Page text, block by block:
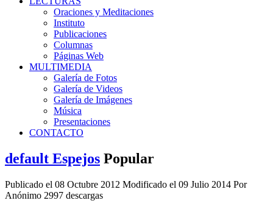
Oraciones y Meditaciones
Instituto
Publicaciones
Columnas
Páginas Web
MULTIMEDIA
Galería de Fotos
Galería de Videos
Galería de Imágenes
Música
Presentaciones
CONTACTO
default Espejos Popular
Publicado el 08 Octubre 2012 Modificado el 09 Julio 2014 Por
Anónimo 2997 descargas